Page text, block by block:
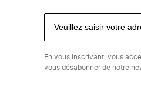
En vous inscrivant, vous
vous désabonner de notre